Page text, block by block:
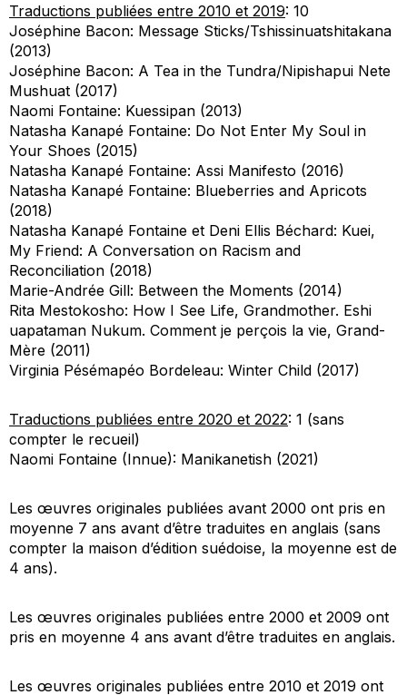
Traductions publiées entre 2010 et 2019: 10
Joséphine Bacon: Message Sticks/Tshissinuatshitakana
(2013)
Joséphine Bacon: A Tea in the Tundra/Nipishapui Nete
Mushuat (2017)
Naomi Fontaine: Kuessipan (2013)
Natasha Kanapé Fontaine: Do Not Enter My Soul in
Your Shoes (2015)
Natasha Kanapé Fontaine: Assi Manifesto (2016)
Natasha Kanapé Fontaine: Blueberries and Apricots
(2018)
Natasha Kanapé Fontaine et Deni Ellis Béchard: Kuei,
My Friend: A Conversation on Racism and
Reconciliation (2018)
Marie-Andrée Gill: Between the Moments (2014)
Rita Mestokosho: How I See Life, Grandmother. Eshi
uapataman Nukum. Comment je perçois la vie, Grand-
Mère (2011)
Virginia Pésémapéo Bordeleau: Winter Child (2017)
Traductions publiées entre 2020 et 2022: 1 (sans
compter le recueil)
Naomi Fontaine (Innue): Manikanetish (2021)
Les œuvres originales publiées avant 2000 ont pris en
moyenne 7 ans avant d’être traduites en anglais (sans
compter la maison d’édition suédoise, la moyenne est de
4 ans).
Les œuvres originales publiées entre 2000 et 2009 ont
pris en moyenne 4 ans avant d’être traduites en anglais.
Les œuvres originales publiées entre 2010 et 2019 ont